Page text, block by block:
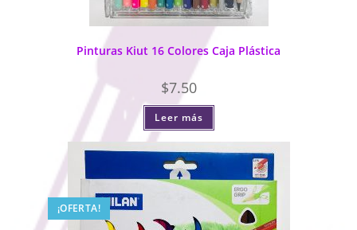
Pinturas Kiut 16 Colores Caja Plástica
$7.50
Leer más
¡OFERTA!